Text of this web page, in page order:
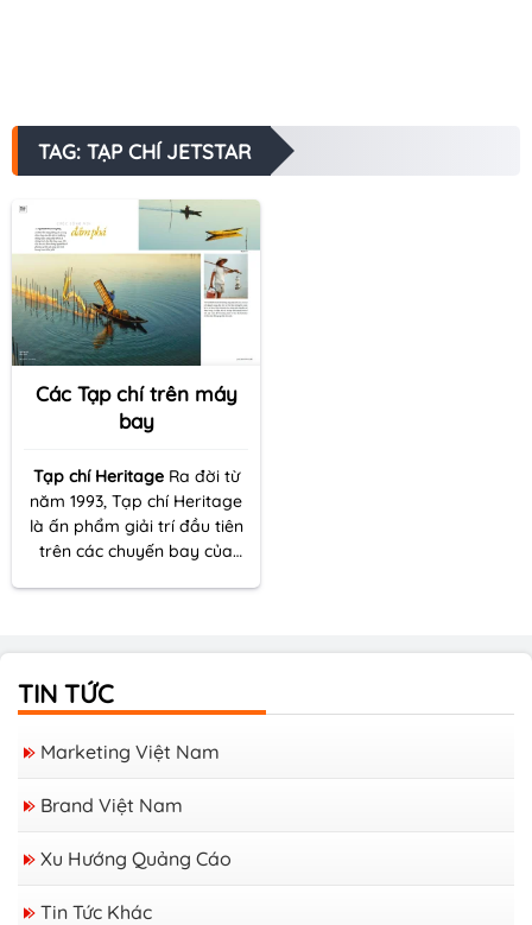
TAG: TẠP CHÍ JETSTAR
Các Tạp chí trên máy
bay
Tạp chí HeritageRa đời từ
năm 1993, Tạp chí Heritage
là ấn phẩm giải trí đầu tiên
trên các chuyến bay của
kinh tế, du lịch và xã hội với
các bài viết đặc sắc khám
phá vẻ đẹp, ý nghĩa lịch sử
thế giới.
TIN TỨC
Marketing Việt Nam
Brand Việt Nam
Xu Hướng Quảng Cáo
Tin Tức Khác